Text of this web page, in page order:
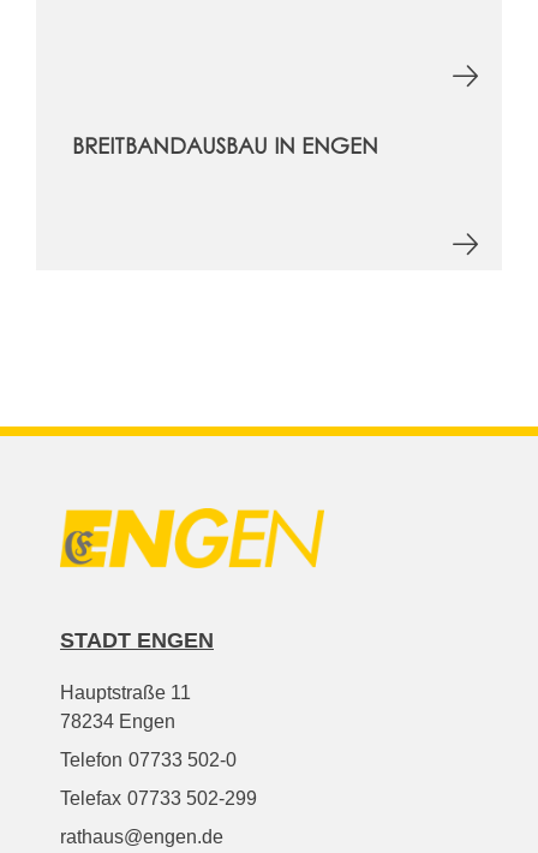
BREITBANDAUSBAU IN ENGEN
STADT ENGEN
Hauptstraße 11
78234 Engen
Telefon 07733 502-0
Telefax 07733 502-299
rathaus@engen.de